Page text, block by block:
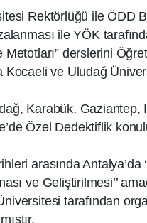
Rektörlüğü ile ÖDD
ile YÖK
Metotları” derslerini
Kocaeli ve Uludağ
Karabük, Gaziantep,
Özel Dedektiflik
arasında
ve Geliştirilmesi’’
tarafından